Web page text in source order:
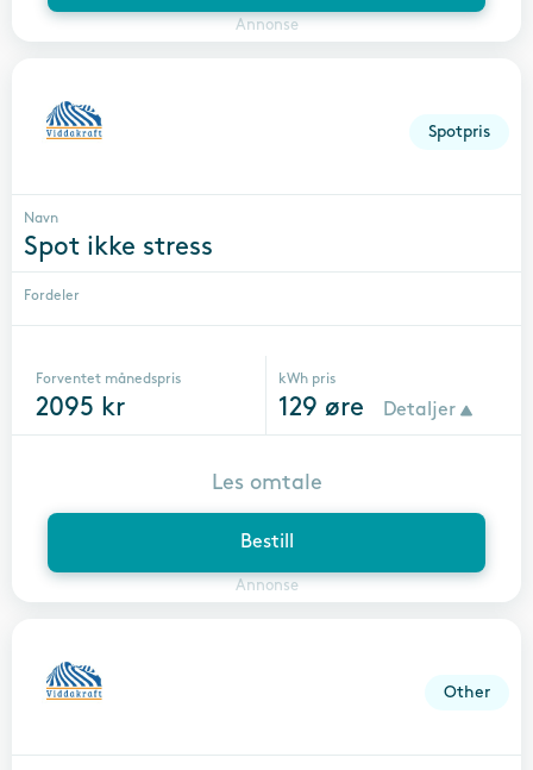
Annonse
Spotpris
Navn
Spot ikke stress
Fordeler
Forventet månedspris
2095 kr
kWh pris
129 øre Detaljer
Bestill
Annonse
Les omtale
Other